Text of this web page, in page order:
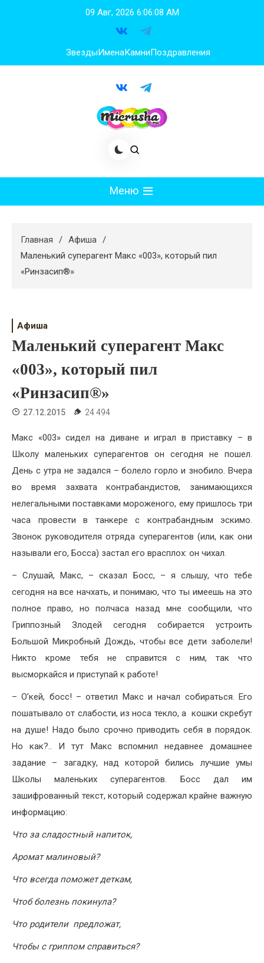
09 Авг, 2026 6:06:09 AM
ЗвездыИменаКамниПоздравления
Меню
Худеем
Психология
Дом
Жизнь
Хобби
Красота
Недвижимость
Главная
Афиша
Маленький суперагент Макс «003», который пил
«Ринзасип®»
Афиша
Маленький суперагент Макс
«003», который пил
«Ринзасип®»
27.12.2015 24 494
Макс «003» сидел на диване и играл в приставку – в
Школу маленьких суперагентов он сегодня не пошел.
День с утра не задался – болело горло и знобило. Вчера
во время захвата контрабандистов, занимающихся
нелегальными поставками мороженого, ему пришлось три
часа провести в танкере с контрабандным эскимо.
Звонок руководителя отряда суперагентов (или, как они
называли его, Босса) застал его врасплох: он чихал.
– Слушай, Макс, – сказал Босс, – я слышу, что тебе
сегодня на все начхать, и понимаю, что ты имеешь на это
полное право, но полчаса назад мне сообщили, что
Гриппозный Злодей сегодня собирается устроить
Большой Микробный Дождь, чтобы все дети заболели!
Никто кроме тебя не справится с ним, так что
высморкайся и приступай к работе!
– О’кей, босс! – ответил Макс и начал собираться. Его
пошатывало от слабости, из носа текло, а кошки скребут
на душе! Надо было срочно приводить себя в порядок.
Но как?.. И тут Макс вспомнил недавнее домашнее
задание – загадку, над которой бились лучшие умы
Школы маленьких суперагентов. Босс дал им
зашифрованный текст, который содержал крайне важную
информацию:
Что за сладостный напиток,
Аромат малиновый?
Что всегда поможет деткам,
Чтоб болезнь покинула?
Что родители предложат,
Чтобы с гриппом справиться?